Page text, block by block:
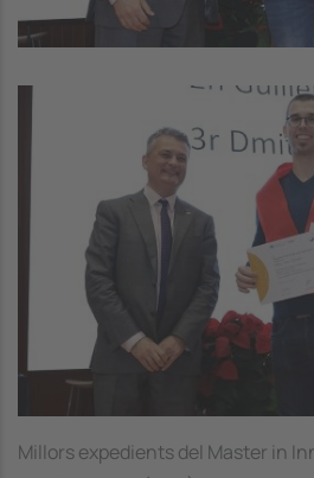
Millors expedients del Master in